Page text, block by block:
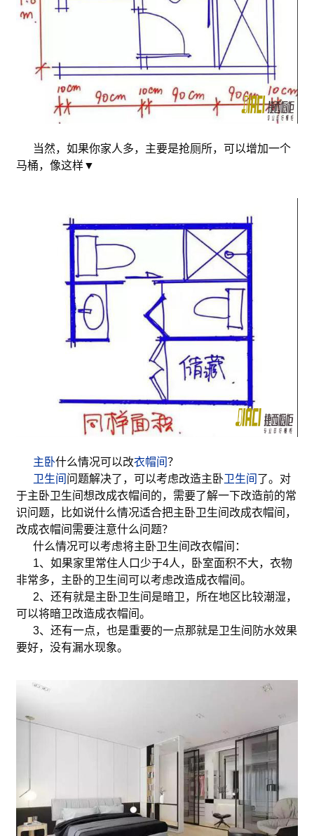
当然，如果你家人多，主要是抢厕所，可以增加一个
马桶，像这样▼
主卧什么情况可以改衣帽间？
卫生间 问题解决了，可以考虑改造主卧卫生间 了。对
于主卧卫生间想改成衣帽间的，需要了解一下改造前的常
识问题，比如说什么情况适合把主卧卫生间改成衣帽间，
改成衣帽间需要注意什么问题？
什么情况可以考虑将主卧卫生间改衣帽间：
1、如果家里常住人口少于4人，卧室面积不大，衣物
非常多，主卧的卫生间可以考虑改造成衣帽间。
2、还有就是主卧卫生间是暗卫，所在地区比较潮湿，
可以将暗卫改造成衣帽间。
3、还有一点，也是重要的一点那就是卫生间防水效果
要好，没有漏水现象。